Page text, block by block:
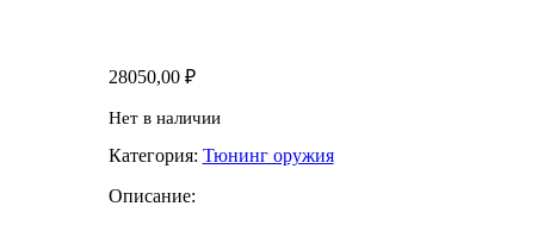
28050,00 ₽
Нет в наличии
Категория: Тюнинг оружия
Описание: